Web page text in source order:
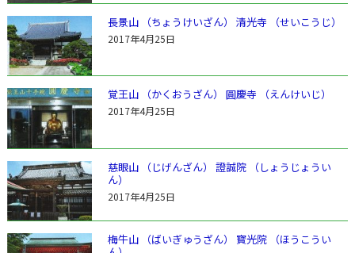
長景山 （ちょうけいざん） 清光寺 （せいこうじ）
2017年4月25日
覚王山 （かくおうざん） 圓慶寺 （えんけいじ）
2017年4月25日
慈眼山 （じげんざん） 證誠院 （しょうじょうい
ん）
2017年4月25日
梅牛山 （ばいぎゅうざん） 寳光院 （ほうこうい